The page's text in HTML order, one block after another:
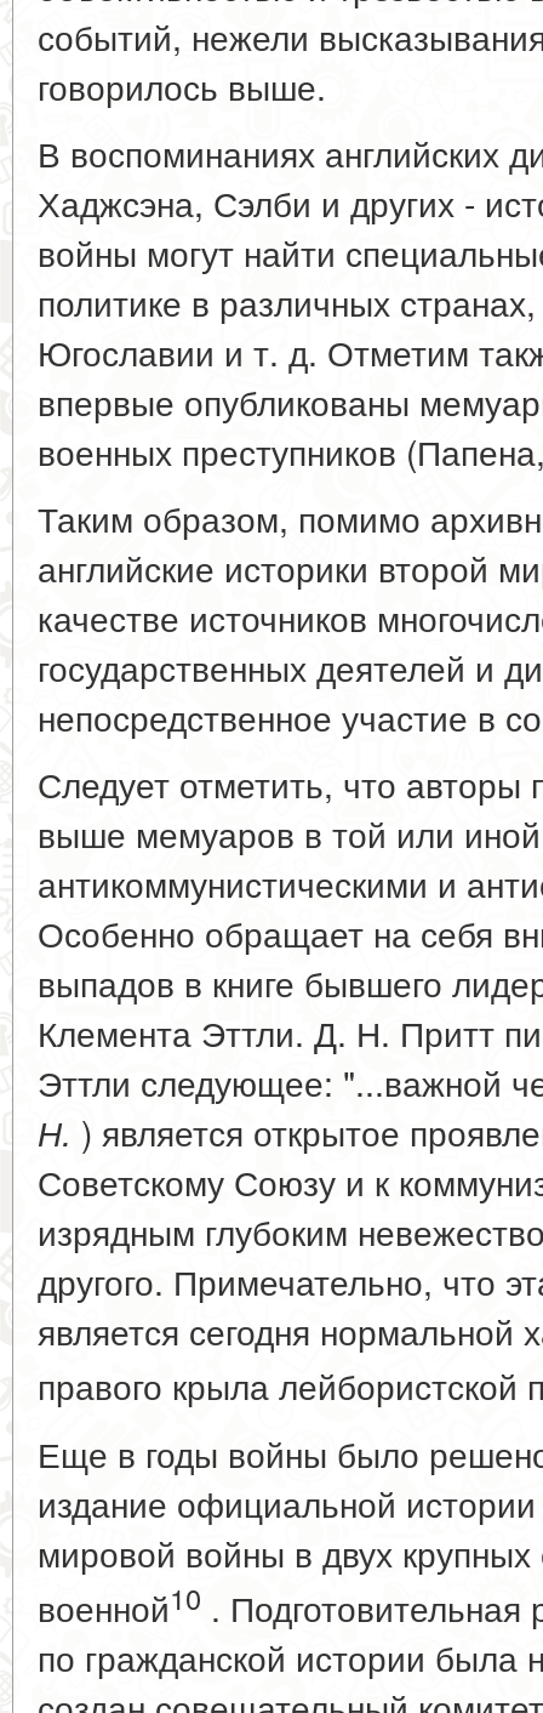
событий, нежели
говорилось выше.
В воспоминаниях английских
Хаджсэна, Сэлби и других -
войны могут найти
политике в различных
Югославии и т. д. Отметим
впервые опубликованы
военных преступников
Таким образом, помимо
английские историки второй
качестве источников
государственных деятелей и
непосредственное участие в
Следует отметить, что авторы
выше мемуаров в той или
антикоммунистическими и
Особенно обращает на себя
выпадов в книге бывшего
Клемента Эттли. Д. Н. Притт
Эттли следующее: "...важной
Н. ) является открытое
Советскому Союзу и к
изрядным глубоким
другого. Примечательно, что
является сегодня нормальной
правого крыла лейбористской
Еще в годы войны было
издание официальной
мировой войны в двух
военной10 .
по гражданской истории была